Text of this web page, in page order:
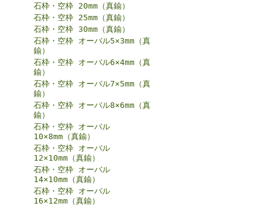
石枠・空枠 20mm（真鍮）
石枠・空枠 25mm（真鍮）
石枠・空枠 30mm（真鍮）
石枠・空枠 オーバル5×3mm（真
鍮）
石枠・空枠 オーバル6×4mm（真
鍮）
石枠・空枠 オーバル7×5mm（真
鍮）
石枠・空枠 オーバル8×6mm（真
鍮）
石枠・空枠 オーバル
10×8mm（真鍮）
石枠・空枠 オーバル
12×10mm（真鍮）
石枠・空枠 オーバル
14×10mm（真鍮）
石枠・空枠 オーバル
16×12mm（真鍮）